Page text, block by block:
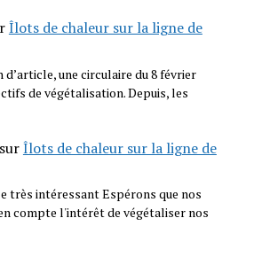
Îlots de chaleur sur la ligne de
d’article, une circulaire du 8 février
de végétalisation. Depuis, les
Îlots de chaleur sur la ligne de
très intéressant Espérons que nos
compte l'intérêt de végétaliser nos